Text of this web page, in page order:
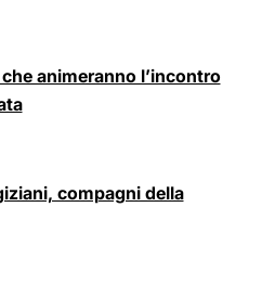
中文
animeranno l’incontro
compagni della